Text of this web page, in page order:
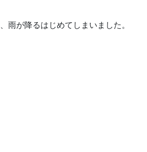
が降るはじめてしまいました。